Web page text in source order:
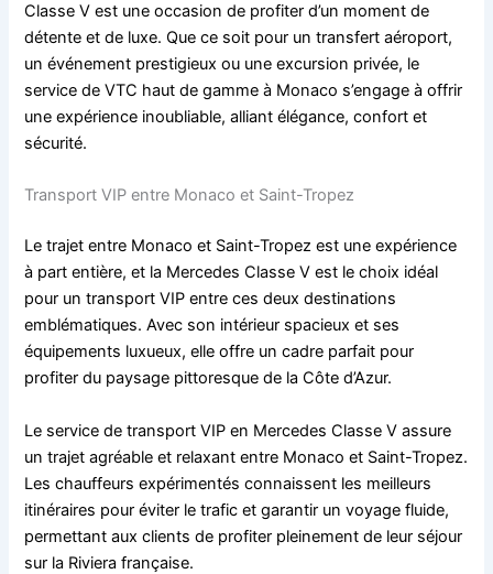
Classe V est une occasion de profiter d’un moment de
détente et de luxe. Que ce soit pour un transfert aéroport,
un événement prestigieux ou une excursion privée, le
service de VTC haut de gamme à Monaco s’engage à offrir
une expérience inoubliable, alliant élégance, confort et
sécurité.
Transport VIP entre Monaco et Saint-Tropez
Le trajet entre Monaco et Saint-Tropez est une expérience
à part entière, et la Mercedes Classe V est le choix idéal
pour un transport VIP entre ces deux destinations
emblématiques. Avec son intérieur spacieux et ses
équipements luxueux, elle offre un cadre parfait pour
profiter du paysage pittoresque de la Côte d’Azur.
Le service de transport VIP en Mercedes Classe V assure
un trajet agréable et relaxant entre Monaco et Saint-Tropez.
Les chauffeurs expérimentés connaissent les meilleurs
itinéraires pour éviter le trafic et garantir un voyage fluide,
permettant aux clients de profiter pleinement de leur séjour
sur la Riviera française.